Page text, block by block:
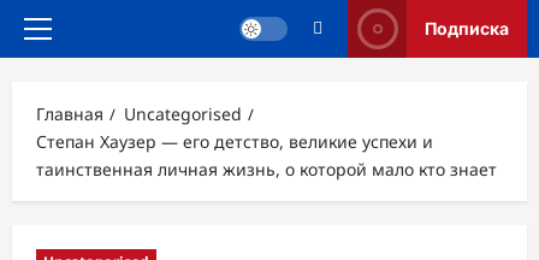
Основное
Подписка
Главная
Uncategorised
Степан Хаузер — его детство, великие успехи и
таинственная личная жизнь, о которой мало кто знает